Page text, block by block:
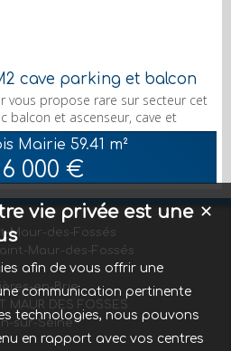
cave parking et balcon
vous propose rare sur secteur cet
balcon et ascenseur, cave et
étage d'un bel immeuble ,
Une entrée, un beau séjour,
possible sur séjour), deux
couloir, une salle de bain. Une
Rafr...
Mairie 59.41 m²
000 €
Maur-des-Fossés
Maur-des-Fossés
en-Brie
DES FOSSES
sur-Seine
✕
vie privée est une
afin de vous offrir une
communication pertinente
technologies, nous pouvons
en rapport avec vos centres